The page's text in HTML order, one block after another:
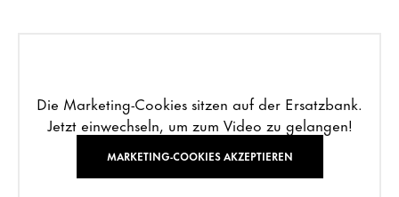
Die Marketing-Cookies sitzen auf der Ersatzbank.
Jetzt einwechseln, um zum Video zu gelangen!
MARKETING-COOKIES AKZEPTIEREN